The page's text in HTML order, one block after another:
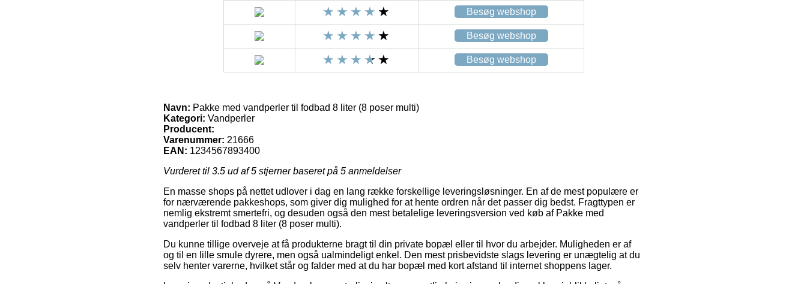
Besøg webshop
Besøg webshop
Besøg webshop
Navn: Pakke med vandperler til fodbad 8 liter (8 poser multi)
Kategori: Vandperler
Producent:
Varenummer: 21666
EAN: 1234567893400
Vurderet til 3.5 ud af 5 stjerner baseret på 5 anmeldelser
En masse shops på nettet udlover i dag en lang række forskellige leveringsløsninger. En af de mest populære er
for nærværende pakkeshops, som giver dig mulighed for at hente ordren når det passer dig bedst. Fragttypen er
nemlig ekstremt smertefri, og desuden også den mest betalelige leveringsversion ved køb af Pakke med
vandperler til fodbad 8 liter (8 poser multi).
Du kunne tillige overveje at få produkterne bragt til din private bopæl eller til hvor du arbejder. Muligheden er af
og til en lille smule dyrere, men også ualmindeligt enkel. Den mest prisbevidste slags levering er unægtelig at du
selv henter varerne, hvilket står og falder med at du har bopæl med kort afstand til internet shoppens lager.